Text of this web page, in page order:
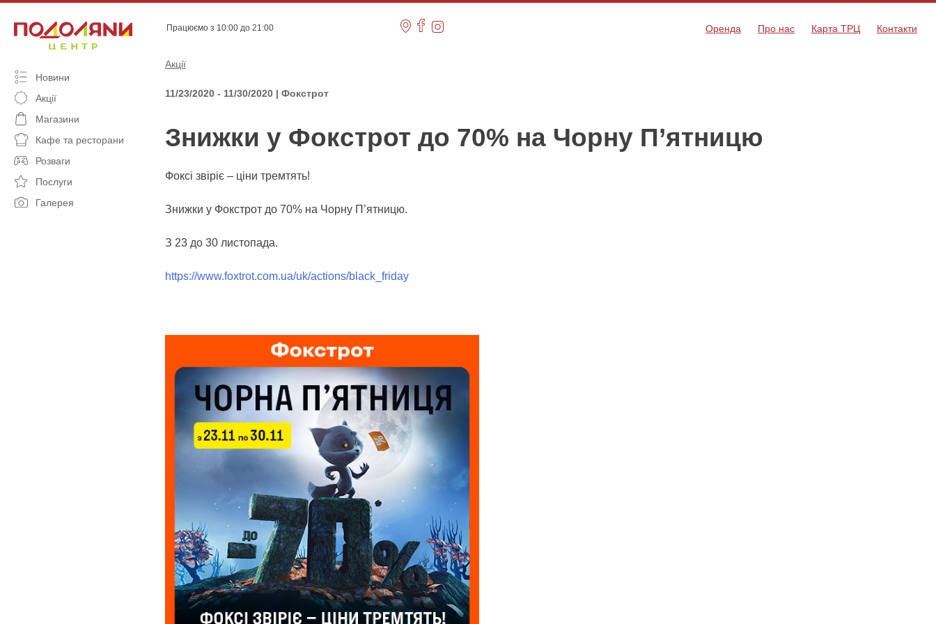
content
Працюємо з 10:00 до 21:00 Оренда Про нас Карта ТРЦ Контакти
Новини
Акції
Магазини
Кафе та ресторани
Розваги
Послуги
Галерея
Акції
11/23/2020 - 11/30/2020 | Фокстрот
Знижки у Фокстрот до 70% на Чорну П’ятницю
Фоксi звiрiє – цiни тремтять!
Знижки у Фокстрот до 70% на Чорну П’ятницю.
З 23 до 30 листопада.
https://www.foxtrot.com.ua/uk/actions/black_friday